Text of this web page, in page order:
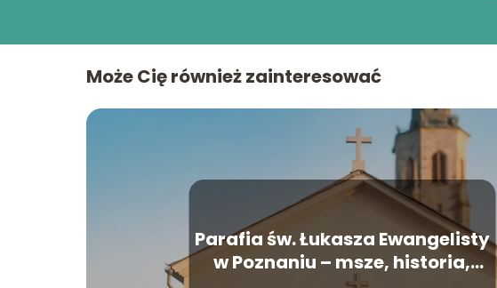
Może Cię również zainteresować
Parafia św. Łukasza Ewangelisty
w Poznaniu – msze, historia,